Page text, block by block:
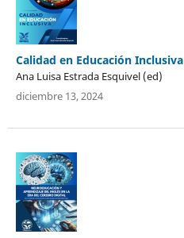
Calidad en Educación Inclusiva
Ana Luisa Estrada Esquivel (ed)
diciembre 13, 2024